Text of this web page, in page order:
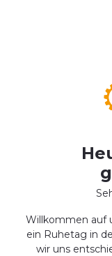
Willkommen auf
ein Ruhetag in
wir uns